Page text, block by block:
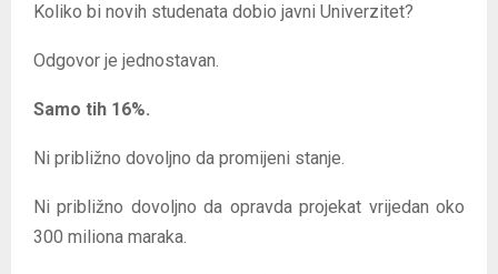
Koliko bi novih studenata dobio javni Univerzitet?
Odgovor je jednostavan.
Samo tih 16%.
Ni približno dovoljno da promijeni stanje.
Ni približno dovoljno da opravda projekat vrijedan oko
300 miliona maraka.